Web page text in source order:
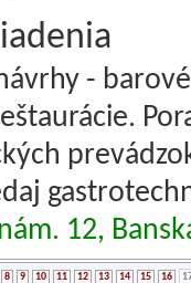
-
12,
8 9 10 11 12 13 14 15 16